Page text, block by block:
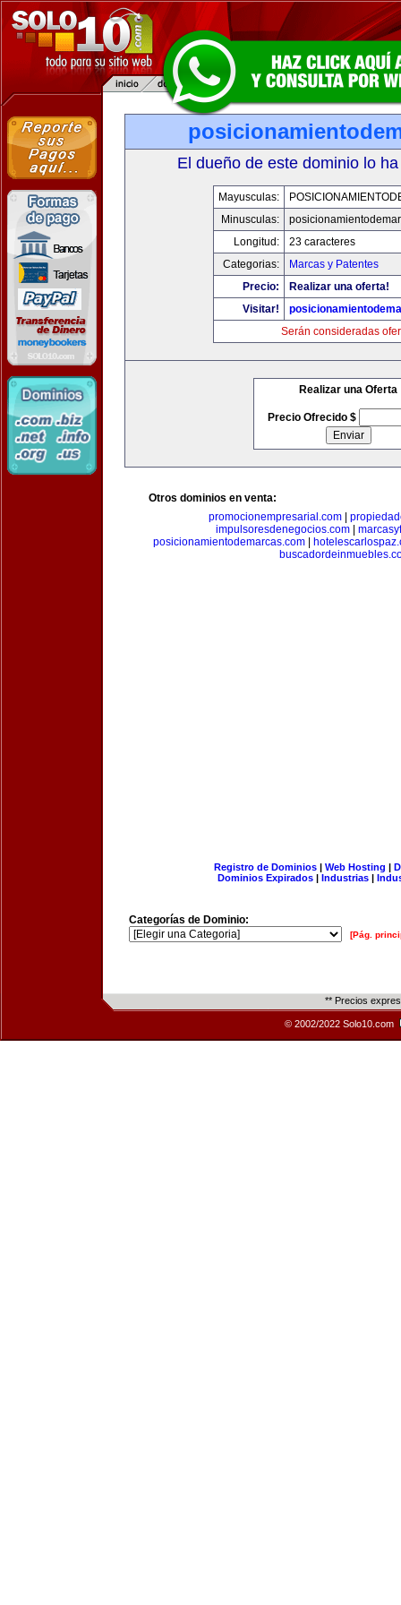
El dueño de este dominio lo
Mayusculas:
Minusculas:
Longitud:
23 caracteres
Categorias:
Marcas y Patentes
Precio:
Realizar una oferta!
Visitar!
Serán consideradas
Realizar una Oferta
Precio Ofrecido $
Otros dominios en venta:
promocionempresarial.com|
impulsoresdenegocios.com|
posicionamientodemarcas.com|
Registro de Dominios| Web Hosting |
Dominios Expirados | Industrias |
Categorías de Dominio:
[Pág.
** Precios
© 2002/2022 Solo10.com